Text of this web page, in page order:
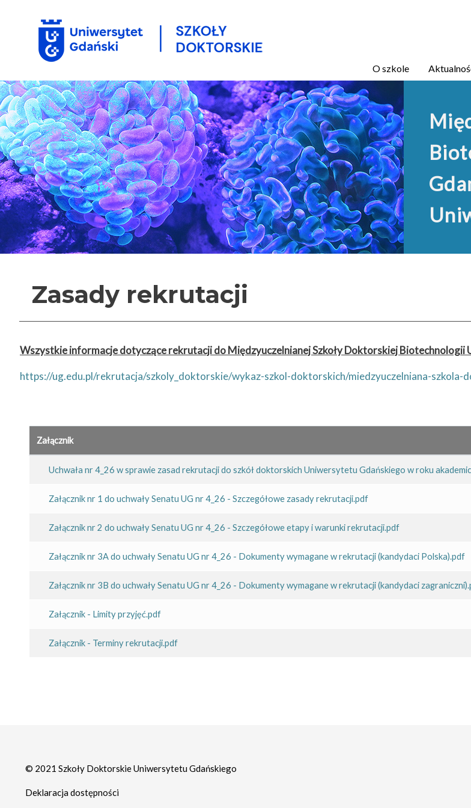
O szkole
Zasady rekrutacji
Wszystkie informacje dotyczące rekrutacji do Międzyuczelnianej Szkoły Doktorskiej Biotechnologii
https://ug.edu.pl/rekrutacja/szkoly_doktorskie/wykaz-szkol-doktorskich/miedzyuczelniana-
Załącznik
Uchwała nr 4_26 w sprawie zasad rekrutacji do szkół doktorskich Uniwersytetu Gdańskiego w roku
Załącznik nr 1 do uchwały Senatu UG nr 4_26 - Szczegółowe zasady rekrutacji.pdf
Załącznik nr 2 do uchwały Senatu UG nr 4_26 - Szczegółowe etapy i warunki rekrutacji.pdf
Załącznik nr 3A do uchwały Senatu UG nr 4_26 - Dokumenty wymagane w rekrutacji (kandydaci Polska).pdf
Załącznik nr 3B do uchwały Senatu UG nr 4_26 - Dokumenty wymagane w rekrutacji (kandydaci
Załącznik - Limity przyjęć.pdf
Załącznik - Terminy rekrutacji.pdf
© 2021 Szkoły Doktorskie Uniwersytetu Gdańskiego
Deklaracja dostępności